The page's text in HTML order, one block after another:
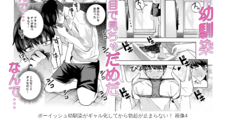
ボーイッシュ幼馴染がギャル化してから勃起が止まらない！ 画像4